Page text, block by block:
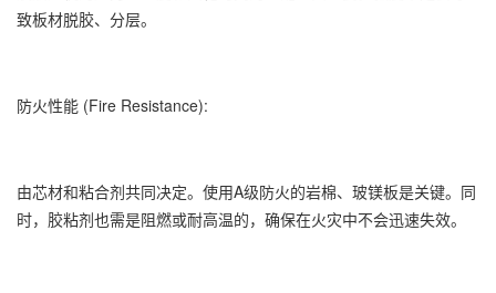
致板材脱胶、分层。
防火性能 (Fire Resistance):
由芯材和粘合剂共同决定。使用A级防火的岩棉、玻镁板是关键。同
时，胶粘剂也需是阻燃或耐高温的，确保在火灾中不会迅速失效。